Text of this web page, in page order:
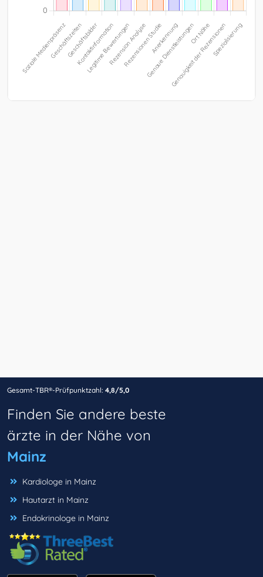
Gesamt-TBR®-Prüfpunktzahl: 4,8/5,0
Finden Sie andere beste
ärzte in der Nähe von
Mainz
Kardiologe in Mainz
Hautarzt in Mainz
Endokrinologe in Mainz